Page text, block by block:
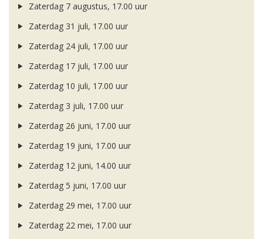
Zaterdag 7 augustus, 17.00 uur
Zaterdag 31 juli, 17.00 uur
Zaterdag 24 juli, 17.00 uur
Zaterdag 17 juli, 17.00 uur
Zaterdag 10 juli, 17.00 uur
Zaterdag 3 juli, 17.00 uur
Zaterdag 26 juni, 17.00 uur
Zaterdag 19 juni, 17.00 uur
Zaterdag 12 juni, 14.00 uur
Zaterdag 5 juni, 17.00 uur
Zaterdag 29 mei, 17.00 uur
Zaterdag 22 mei, 17.00 uur